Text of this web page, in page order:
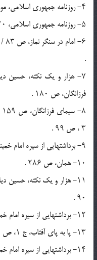
۴- روزنامه‏ جمهورى اسلامى، مورخ ۸/۱/۶۹ .
۵- روزنامه جمهورى اسلامى، ۲۰ / ۱۱ / ۶۴ .
.
فرزانگان، ص ۱۸۰ .
۳ ، ص ۹۹ .
۹- برداشت‏هایى از سیره‏ امام خمینى (ره) ، ج ۳ ، ص ۱۳۲ .
۱۰- همان، ص ۲۸۶ .
۹۰ .
۱۲- برداشت‏هایى از سیره‏ امام خمینى ، ج ۳ ، ص ۱۲۶ .
۱۳- پا به پاى آفتاب، ج ۱، ص ۲۷۰ .
۱۴- برداشت‏هایى از سیره‏ امام خمینى ، ج ۳ ، ص ۱۹۸ .